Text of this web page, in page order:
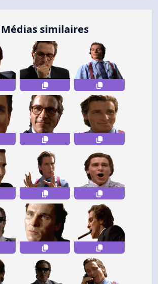
Médias similaires